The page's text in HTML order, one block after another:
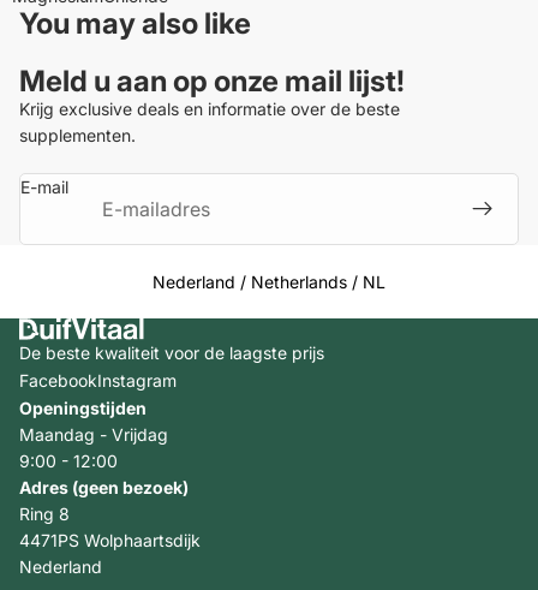
You may also like
Meld u aan op onze mail lijst!
Krijg exclusive deals en informatie over de beste
supplementen.
E-mail
Select Your Region:
Nederland / Netherlands / NL
De beste kwaliteit voor de laagste prijs
FacebookInstagram
Openingstijden
Maandag - Vrijdag
9:00 - 12:00
Adres (geen bezoek)
Ring 8
4471PS Wolphaartsdijk
Nederland